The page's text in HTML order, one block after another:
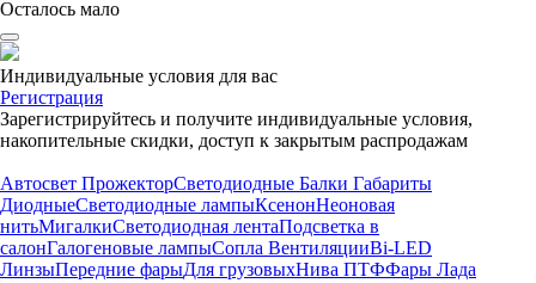
Осталось мало
Индивидуальные условия для вас
Регистрация
Зарегистрируйтесь и получите индивидуальные условия,
накопительные скидки, доступ к закрытым распродажам
Автосвет ПрожекторСветодиодные Балки Габариты
ДиодныеСветодиодные лампыКсенонНеоновая
нитьМигалкиСветодиодная лентаПодсветка в
салонГалогеновые лампыСопла ВентиляцииBi-LED
ЛинзыПередние фарыДля грузовыхНива ПТФФары Лада